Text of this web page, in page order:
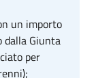
un importo
dalla Giunta
per